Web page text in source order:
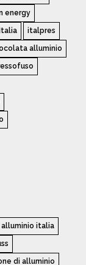
energy
italpres
alluminio
italia
di alluminio